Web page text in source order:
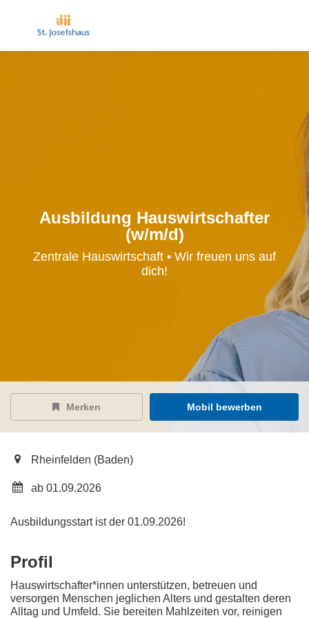
Ausbildung Hauswirtschafter
(w/m/d)
Zentrale Hauswirtschaft • Wir freuen uns auf
dich!
Merken Mobil bewerben
Rheinfelden (Baden)
ab 01.09.2026
Ausbildungsstart ist der 01.09.2026!
Profil
Hauswirtschafter*innen unterstützen, betreuen und
versorgen Menschen jeglichen Alters und gestalten deren
Alltag und Umfeld. Sie bereiten Mahlzeiten vor, reinigen